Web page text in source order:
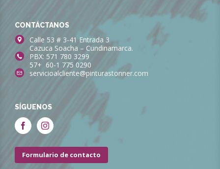
CONTÁCTANOS
Calle 53 # 3-41 Entrada 3
Cazuca Soacha – Cundinamarca.
PBX: 571 780 3299
57+ 60-1 775 0290
servicioalcliente@pinturastonner.com
SÍGUENOS
Formulario de contacto